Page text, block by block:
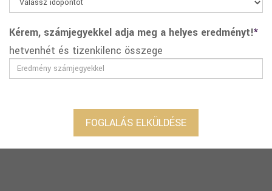
Kérem, számjegyekkel adja meg a helyes eredményt!*
hetvenhét és tizenkilenc összege
FOGLALÁS ELKÜLDÉSE